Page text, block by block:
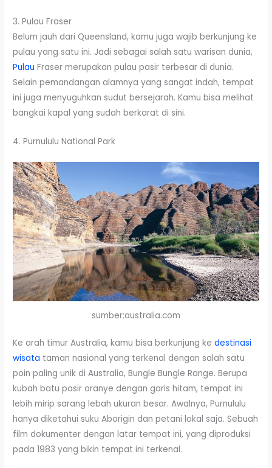
3. Pulau Fraser
Belum jauh dari Queensland, kamu juga wajib berkunjung ke
pulau yang satu ini. Jadi sebagai salah satu warisan dunia,
Pulau Fraser merupakan pulau pasir terbesar di dunia.
Selain pemandangan alamnya yang sangat indah, tempat
ini juga menyuguhkan sudut bersejarah. Kamu bisa melihat
bangkai kapal yang sudah berkarat di sini.
4. Purnululu National Park
sumber:australia.com
Ke arah timur Australia, kamu bisa berkunjung kedestinasi
wisata taman nasional yang terkenal dengan salah satu
poin paling unik di Australia, Bungle Bungle Range. Berupa
kubah batu pasir oranye dengan garis hitam, tempat ini
lebih mirip sarang lebah ukuran besar. Awalnya, Purnululu
hanya diketahui suku Aborigin dan petani lokal saja. Sebuah
film dokumenter dengan latar tempat ini, yang diproduksi
pada 1983 yang bikin tempat ini terkenal.